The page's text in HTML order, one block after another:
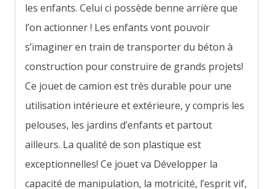
les enfants. Celui ci possède benne arrière que
l’on actionner ! Les enfants vont pouvoir
s’imaginer en train de transporter du béton à
construction pour construire de grands projets!
Ce jouet de camion est très durable pour une
utilisation intérieure et extérieure, y compris les
pelouses, les jardins d’enfants et partout
ailleurs. La qualité de son plastique est
exceptionnelles! Ce jouet va Développer la
capacité de manipulation, la motricité, l’esprit vif,